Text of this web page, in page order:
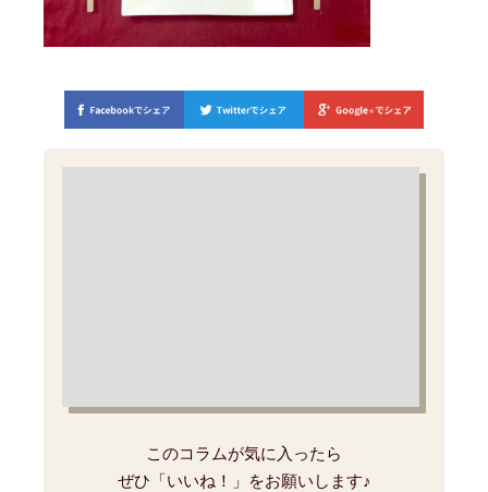
このコラムが気に入ったら
ぜひ「いいね！」をお願いします♪